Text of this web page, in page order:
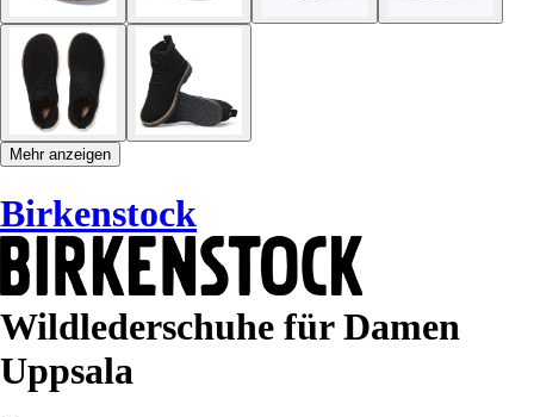
Mehr anzeigen
Birkenstock
Wildlederschuhe für Damen
Uppsala